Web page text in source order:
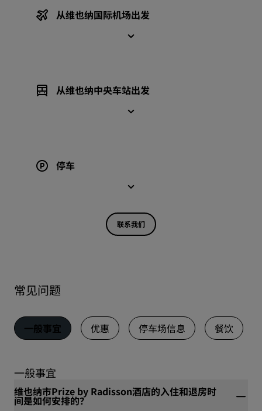
从维也纳国际机场出发
从维也纳中央车站出发
停车
联系我们
常见问题
一般事宜 优惠 停车场信息 餐饮
一般事宜
维也纳市Prize by Radisson酒店的入住和退房时
间是如何安排的？